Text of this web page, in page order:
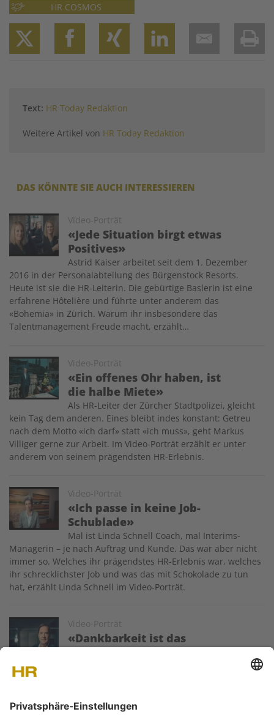
HR COSMOS
TwitterFacebook
XINGLinkedIn
Email
Text: HR Today Redaktion
Weitere Artikel von HR Today Redaktion
DAS KÖNNTE SIE AUCH INTERESSIEREN
Video-Porträt
«Jede Situation birgt etwas
Positives»
Image
Astrid Kaiser arbeitet seit dem 1. Dezember
2016 in der Personalabteilung des Bürgenstock Resorts.
Heute ist sie die HR-Leiterin. Die gebürtige Baslerin ist eine
erfahrene Hôtelière und führte unter anderem das
«Bohemia» in Zürich. Warum ihr insbesondere das
Talentmanagement Freude macht, erzählt…
Video-Porträt
«Ein offenes Ohr haben, ist
die halbe Miete»
Image
Als HR-Leiter der Zürcher Stadtpolizei, gleicht
kein Tag dem anderen. Eines bleibt indes konstant: Getreu
nach dem Motto «ich darf» statt «ich muss», geht Markus
Villiger gerne zur Arbeit. Im Video-Porträt erzählt er unter
anderem von seinem prägendsten HR-Erlebnis.
Video-Porträt
«Ich passe in keine Job-
Schublade»
Image
Mal ist Linda Schnell Coach, mal Interims-
Managerin – je nach Auftrag und Kunde. Das war aber nicht
immer so. Welches ihr prägendstes HR-Erlebnis war, welches
ihr schrecklichster Job und was das mit Schokolade zu tun
hat, erzählt Linda Schnell im Video-Porträt.
Video-Porträt
«Dankbarkeit ist das
Schönste»
miterlebt. Seine neue Berufung hat er im HR gefunden: als